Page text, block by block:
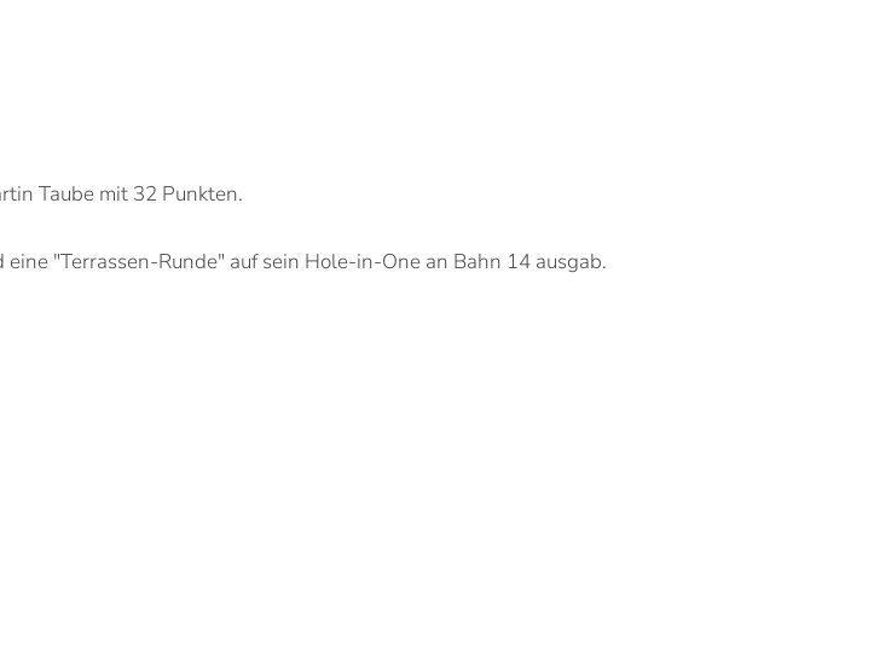
Taube mit 32 Punkten.
"Terrassen-Runde" auf sein Hole-in-One an Bahn 14 ausgab.